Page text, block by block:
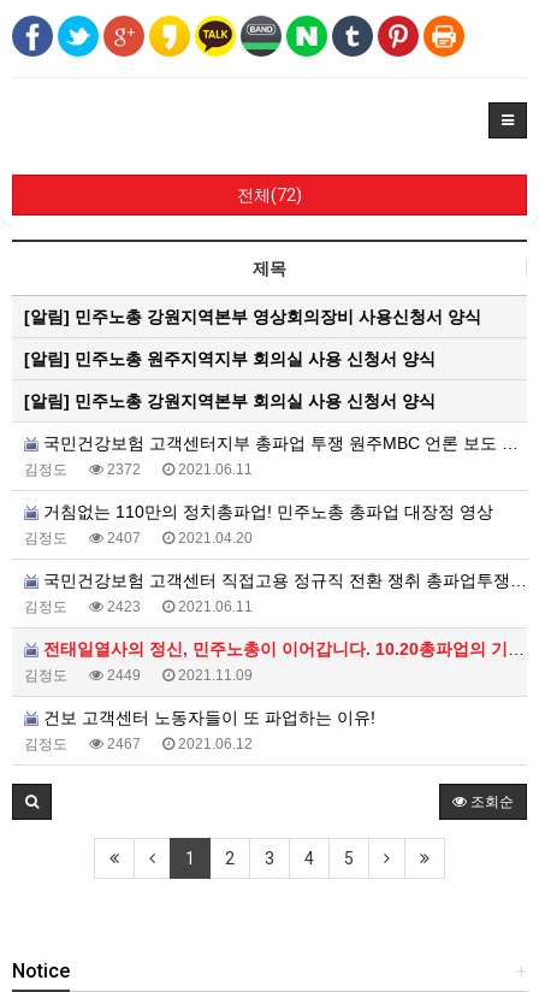
전체(72)
제목
[알림] 민주노총 강원지역본부 영상회의장비 사용신청서 양식
[알림] 민주노총 원주지역지부 회의실 사용 신청서 양식
[알림] 민주노총 강원지역본부 회의실 사용 신청서 양식
국민건강보험 고객센터지부 총파업 투쟁 원주MBC 언론 보도 영상
김정도 2372 2021.06.11
거침없는 110만의 정치총파업! 민주노총 총파업 대장정 영상
김정도 2407 2021.04.20
국민건강보험 고객센터 직접고용 정규직 전환 쟁취 총파업투쟁 1일차 갈무리 영상
김정도 2423 2021.06.11
전태일열사의 정신, 민주노총이 이어갑니다. 10.20총파업의 기세를 11.13전국노동자대회로!
김정도 2449 2021.11.09
건보 고객센터 노동자들이 또 파업하는 이유!
김정도 2467 2021.06.12
조회순
1 2 3 4 5
+
Notice